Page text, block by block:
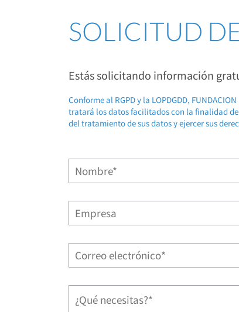
SOLICITUD
Estás solicitando información
Conforme al RGPD y la LOPDGDD, FUNDACION
tratará los datos facilitados con la finalidad
del tratamiento de sus datos y ejercer sus